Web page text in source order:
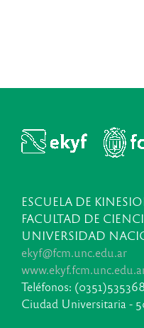
ESCUELA DE
FACULTAD DE
UNIVERSIDAD
ekyf@fcm.unc.edu.ar
Teléfonos:
Ciudad Universitaria -